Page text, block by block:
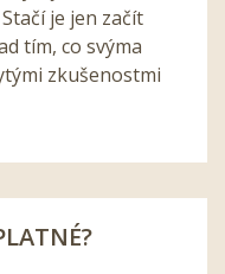
je jen začít
tím, co svýma
zkušenostmi